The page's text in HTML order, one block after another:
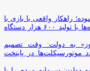
راهکار واقعی یا بازی با
منابع کشور؟ / جایگزینی کامل فرسوده‌ها با تولید ۶۰۰ هزار دستگاه
به دولت: وقت تصمیم
در پایتخت